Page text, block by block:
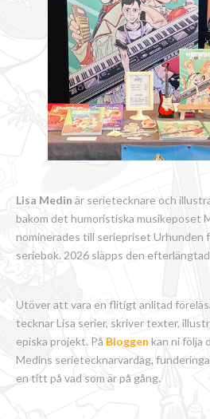
Lisa Medin är serietecknare och
bakom det humoristiska musikeposet
nominerades till seriepriset Urhunden
seriebok. 2026 släpps den
Utöver att vara en flitigt anlitad
tecknar Lisa serier, skriver texter,
episka projekt. På Bloggen kan ni följa
Medins serietecknarvardag,
en titt på vad som är på gång.